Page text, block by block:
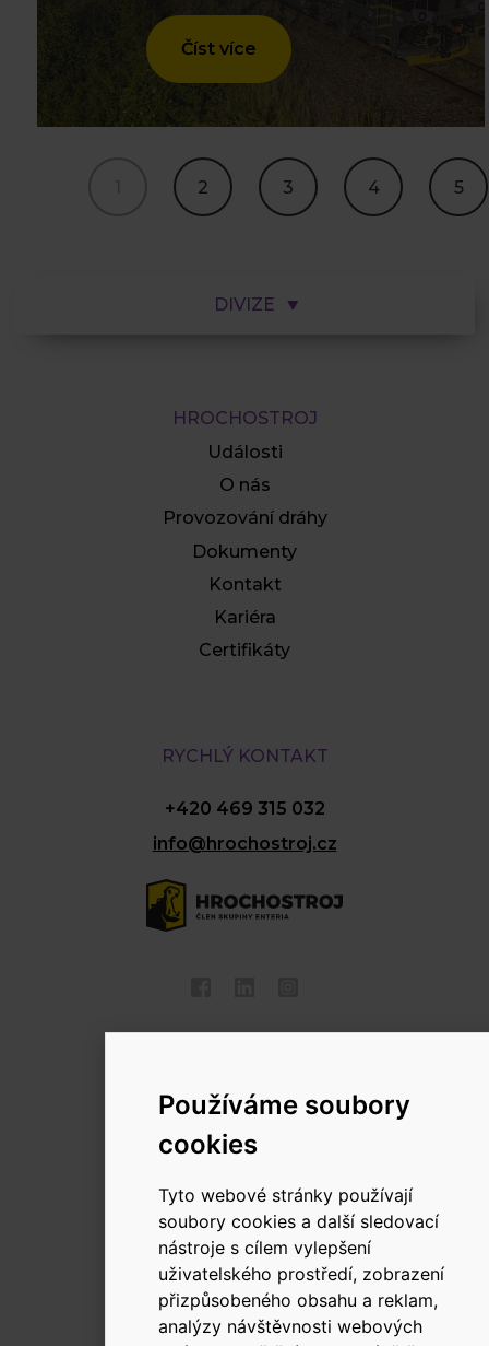
Používáme soubory
cookies
Tyto webové stránky používají
soubory cookies a další sledovací
nástroje s cílem vylepšení
uživatelského prostředí, zobrazení
přizpůsobeného obsahu a reklam,
analýzy návštěvnosti webových
Číst více
2 3 4 5
DIVIZE
HROCHOSTROJ
Události
O nás
Provozování dráhy
Dokumenty
Kontakt
Kariéra
Certifikáty
RYCHLÝ KONTAKT
+420 469 315 032
info@hrochostroj.cz
Změnit používání Cookies.